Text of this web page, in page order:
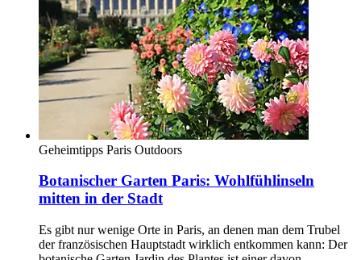
Geheimtipps Paris Outdoors
Botanischer Garten Paris: Wohlfühlinseln
mitten in der Stadt
Es gibt nur wenige Orte in Paris, an denen man dem Trubel
der französischen Hauptstadt wirklich entkommen kann: Der